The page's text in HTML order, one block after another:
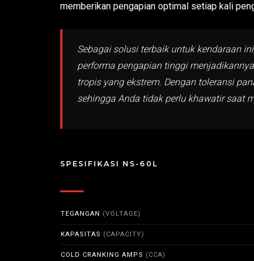
memberikan pengapian optimal setiap kali
Sebagai solusi terbaik untuk kendaraan
performa pengapian tinggi
tropis yang ekstrem. Dengan toleransi
sehingga Anda tidak perlu khawatir saat
SPESIFIKASI NS-60L
TEGANGAN (VOLTAGE)
KAPASITAS (CAPACITY)
COLD CRANKING AMPS (CCA)